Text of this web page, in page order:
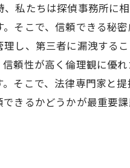
私たちは探偵事務所に
そこで、信頼できる秘
し、第三者に漏洩する
頼性が高く倫理観に優
そこで、法律専門家と
きるかどうかが最重要